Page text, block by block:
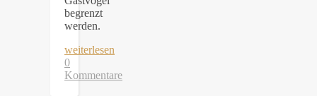
begrenzt
werden.
weiterlesen
0
Kommentare